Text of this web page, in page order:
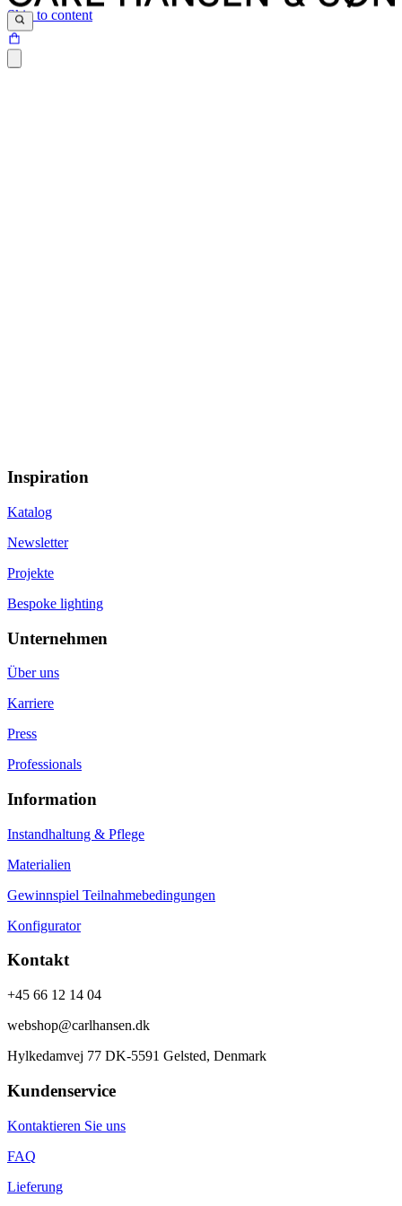
Skip to content
Inspiration
Katalog
Newsletter
Projekte
Bespoke lighting
Unternehmen
Über uns
Karriere
Press
Professionals
Information
Instandhaltung & Pflege
Materialien
Gewinnspiel Teilnahmebedingungen
Konfigurator
Kontakt
+45 66 12 14 04
webshop@carlhansen.dk
Hylkedamvej 77 DK-5591 Gelsted, Denmark
Kundenservice
Kontaktieren Sie uns
FAQ
Lieferung